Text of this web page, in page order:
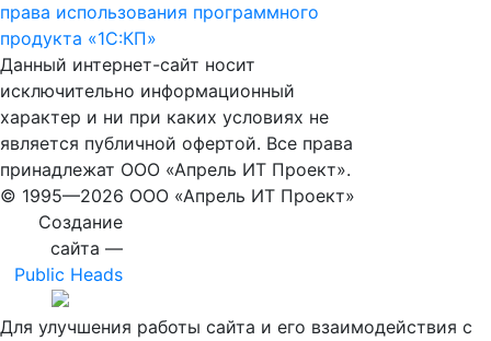
права использования программного
продукта «1С:КП»
Данный интернет-сайт носит
исключительно информационный
характер и ни при каких условиях не
является публичной офертой. Все права
принадлежат ООО «Апрель ИТ Проект».
© 1995—2026 ООО «Апрель ИТ Проект»
Создание
сайта —
Public Heads
Для улучшения работы сайта и его взаимодействия с